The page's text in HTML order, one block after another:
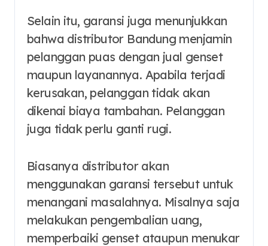
Selain itu, garansi juga menunjukkan
bahwa distributor Bandung menjamin
pelanggan puas dengan jual genset
maupun layanannya. Apabila terjadi
kerusakan, pelanggan tidak akan
dikenai biaya tambahan. Pelanggan
juga tidak perlu ganti rugi.
Biasanya distributor akan
menggunakan garansi tersebut untuk
menangani masalahnya. Misalnya saja
melakukan pengembalian uang,
memperbaiki genset ataupun menukar